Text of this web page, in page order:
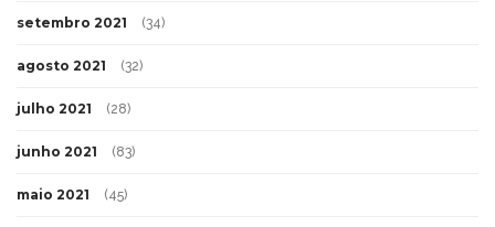
setembro 2021 (34)
agosto 2021 (32)
julho 2021 (28)
junho 2021 (83)
maio 2021 (45)